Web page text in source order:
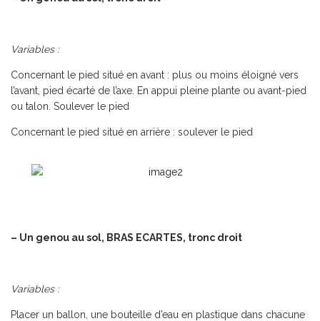
Variables:
Concernant le pied situé en avant : plus ou moins éloigné vers
l’avant, pied écarté de l’axe. En appui pleine plante ou avant-pied
ou talon. Soulever le pied
Concernant le pied situé en arrière : soulever le pied
– Un genou au sol, BRAS ECARTES, tronc droit
Variables:
Placer un ballon, une bouteille d’eau en plastique dans chacune